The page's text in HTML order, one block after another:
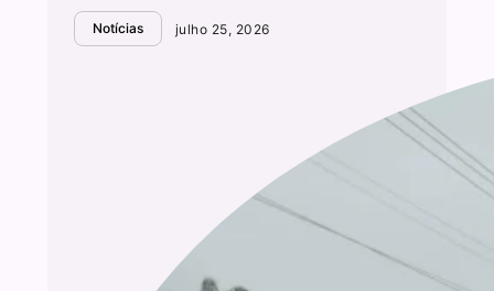
Notícias julho 25, 2026